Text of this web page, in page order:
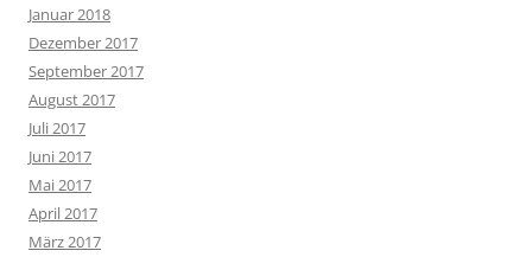
Januar 2018
Dezember 2017
September 2017
August 2017
Juli 2017
Juni 2017
Mai 2017
April 2017
März 2017